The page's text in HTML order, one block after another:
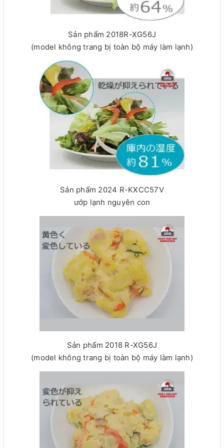
Sản phẩm 2018R-XG56J
(model không trang bị toàn bộ máy làm lạnh)
Sản phẩm 2024 R-KXCC57V
ướp lạnh nguyên con
Sản phẩm 2018 R-XG56J
(model không trang bị toàn bộ máy làm lạnh)